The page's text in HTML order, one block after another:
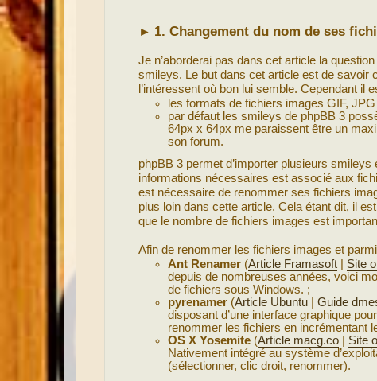
► 1. Changement du nom de ses
Je n’aborderai pas dans cet article la
smileys. Le but dans cet article est de savoir
l’intéressent où bon lui semble. Cependant il
les formats de fichiers images GIF,
par défaut les smileys de phpBB 3
64px x 64px me paraissent être un
son forum.
phpBB 3 permet d’importer plusieurs
informations nécessaires est associé aux
est nécessaire de renommer ses fichiers
plus loin dans cette article. Cela étant dit, il
que le nombre de fichiers images est
Afin de renommer les fichiers images et
Ant Renamer (Article Framasoft Site
depuis de nombreuses années, voici
de fichiers sous Windows. ;
pyrenamer (Article Ubuntu |Guide
disposant d’une interface graphique
renommer les fichiers en incrémentant
OS X Yosemite (Article macg.co Site
Nativement intégré au système
(sélectionner, clic droit, renommer).